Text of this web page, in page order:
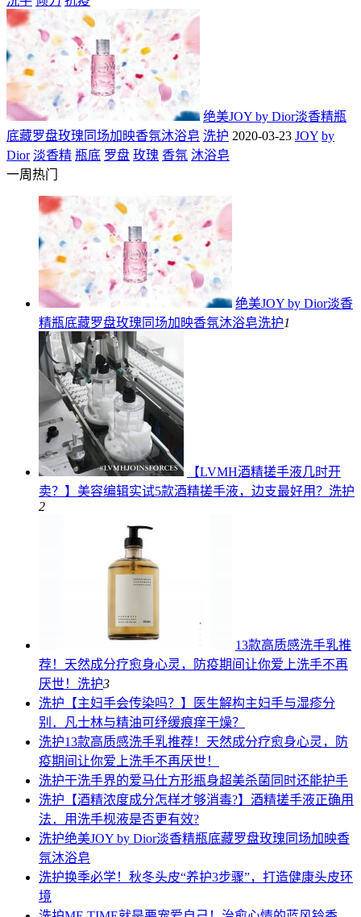
绝美JOY by Dior淡香精瓶
底藏罗盘玫瑰同场加映香氛沐浴皂 洗护 2020-03-23 JOY by
Dior 淡香精 瓶底 罗盘 玫瑰 香氛 沐浴皂
一周热门
绝美JOY by Dior淡香
精瓶底藏罗盘玫瑰同场加映香氛沐浴皂洗护1
【LVMH酒精搓手液几时开
卖？】美容编辑实试5款酒精搓手液，边支最好用？ 洗护
2
13款高质感洗手乳推
荐！天然成分疗愈身心灵，防疫期间让你爱上洗手不再
厌世！ 洗护3
洗护 【主妇手会传染吗？】医生解构主妇手与湿疹分
别．凡士林与精油可纾缓痕痒干燥？
洗护13款高质感洗手乳推荐！天然成分疗愈身心灵，防
疫期间让你爱上洗手不再厌世！
洗护干洗手界的爱马仕方形瓶身超美杀菌同时还能护手
洗护 【酒精浓度成分怎样才够消毒?】酒精搓手液正确用
法．用洗手枧液是否更有效?
洗护绝美JOY by Dior淡香精瓶底藏罗盘玫瑰同场加映香
氛沐浴皂
洗护换季必学！秋冬头皮“养护3步骤”，打造健康头皮环
境